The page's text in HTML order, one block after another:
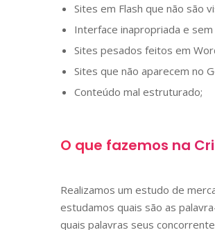
Sites em Flash que não são
Interface inapropriada e
Sites pesados feitos em
Sites que não aparecem no
Conteúdo mal estruturado;
O que fazemos na
Realizamos um estudo de
estudamos quais são as
quais palavras seus